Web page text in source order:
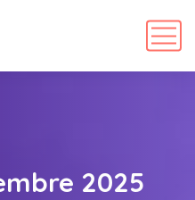
2025